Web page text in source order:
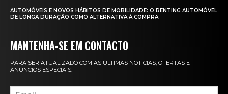
AUTOMÓVEIS E NOVOS HÁBITOS DE MOBILIDADE: O RENTING AUTOMÓVEL
DE LONGA DURAÇÃO COMO ALTERNATIVA À COMPRA
MANTENHA-SE EM CONTACTO
PARA SER ATUALIZADO COM AS ÚLTIMAS NOTÍCIAS, OFERTAS E
ANÚNCIOS ESPECIAIS.